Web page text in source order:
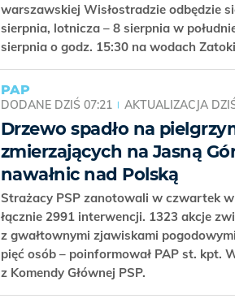
warszawskiej Wisłostradzie odbędzie
sierpnia, lotnicza – 8 sierpnia w
sierpnia o godz. 15:30 na wodach
PAP
DODANE DZIŚ 07:21 AKTUALIZACJA
Drzewo spadło na
zmierzających na Jasną
nawałnic nad Polską
Strażacy PSP zanotowali w czwartek w
łącznie 2991 interwencji. 1323 akcje
z gwałtownymi zjawiskami
pięć osób – poinformował PAP st. kpt.
z Komendy Głównej PSP.